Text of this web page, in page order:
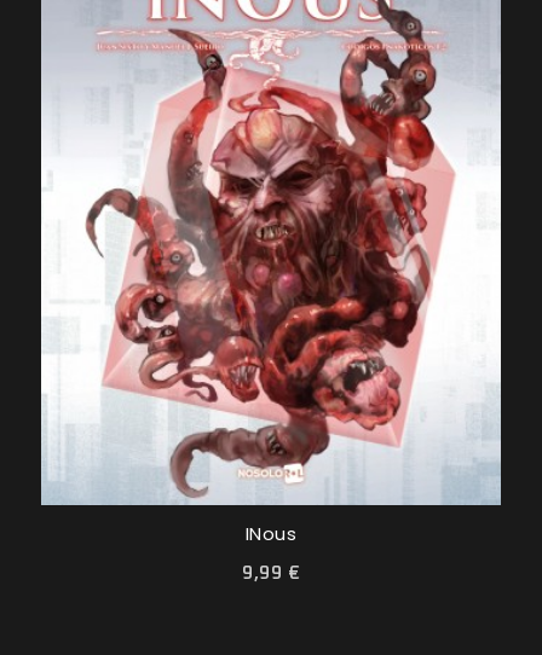
INous
9,99 €